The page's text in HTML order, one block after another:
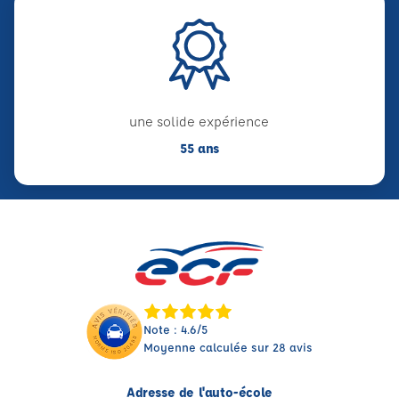
une solide expérience
55 ans
Note : 4.6/5
Moyenne calculée sur 28 avis
Adresse de l'auto-école